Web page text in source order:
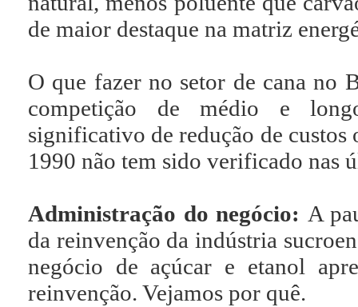
de maior destaque na matriz
O que fazer no setor de cana no
competição de médio e
significativo de redução de custos
1990 não tem sido verificado nas
Administração do negócio: A
da reinvenção da indústria
negócio de açúcar e etanol
reinvenção. Vejamos por quê.